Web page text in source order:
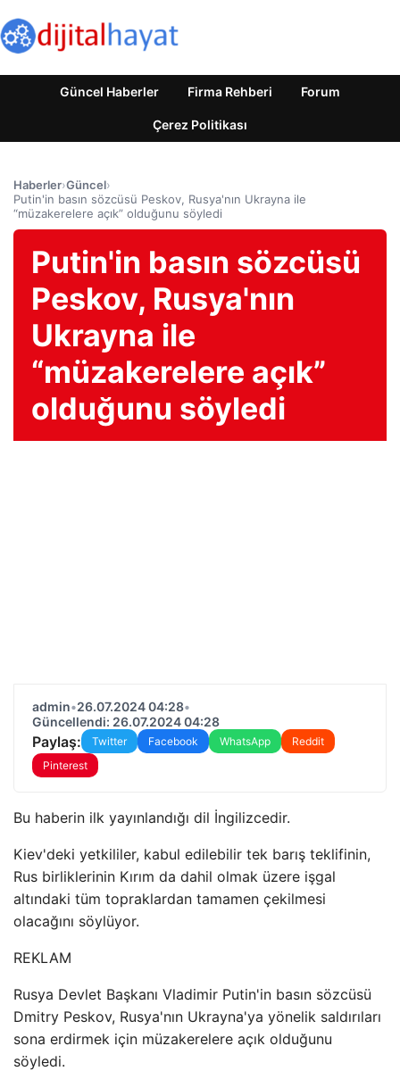
Güncel Haberler Firma Rehberi Forum
Çerez Politikası
Haberler›Güncel›
Putin'in basın sözcüsü Peskov, Rusya'nın Ukrayna ile
“müzakerelere açık” olduğunu söyledi
Putin'in basın sözcüsü
Peskov, Rusya'nın
Ukrayna ile
“müzakerelere açık”
olduğunu söyledi
admin•26.07.2024 04:28•
Güncellendi: 26.07.2024 04:28
Paylaş: Twitter Facebook WhatsApp
Reddit
Pinterest
Bu haberin ilk yayınlandığı dil İngilizcedir.
Kiev'deki yetkililer, kabul edilebilir tek barış teklifinin,
Rus birliklerinin Kırım da dahil olmak üzere işgal
altındaki tüm topraklardan tamamen çekilmesi
olacağını söylüyor.
REKLAM
Rusya Devlet Başkanı Vladimir Putin'in basın sözcüsü
Dmitry Peskov, Rusya'nın Ukrayna'ya yönelik saldırıları
sona erdirmek için müzakerelere açık olduğunu
söyledi.